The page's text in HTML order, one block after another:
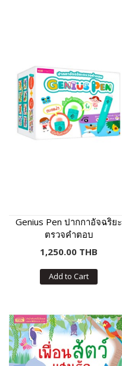
Genius Pen ปากกาอัจฉริยะ
ตรวจคำตอบ
1,250.00 THB
Add to Cart